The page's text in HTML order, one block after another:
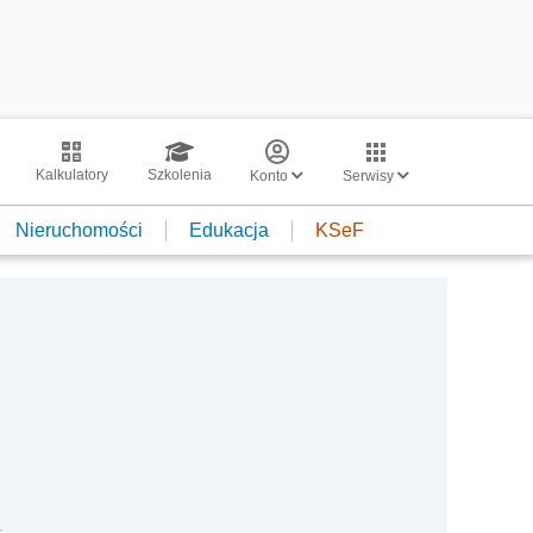
Kalkulatory Szkolenia Konto Serwisy
Nieruchomości Edukacja KSeF